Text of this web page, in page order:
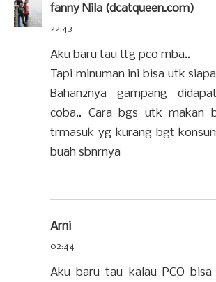
fanny Nila (dcatqueen.com)
22:43
Aku baru tau ttg pco mba..
Tapi minuman ini bisa utk
Bahan2nya gampang
coba.. Cara bgs utk makan
trmasuk yg kurang bgt
buah sbnrnya
Arni
02:44
Aku baru tau kalau PCO bisa